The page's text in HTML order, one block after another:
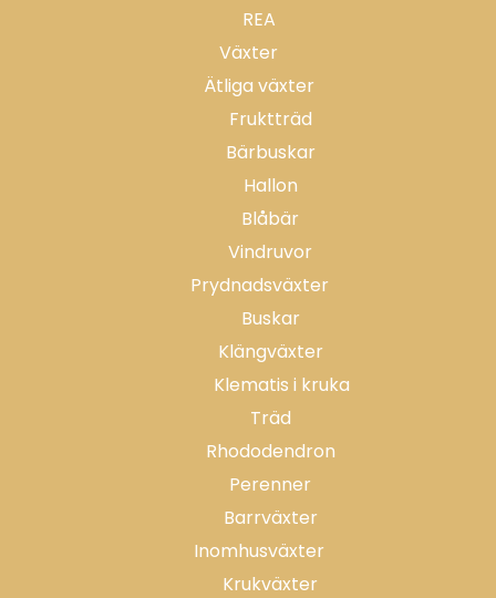
REA
Växter
Ätliga växter
Fruktträd
Bärbuskar
Hallon
Blåbär
Vindruvor
Prydnadsväxter
Buskar
Klängväxter
Klematis i kruka
Träd
Rhododendron
Perenner
Barrväxter
Inomhusväxter
Krukväxter